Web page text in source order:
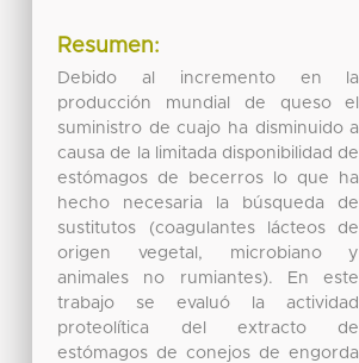
Resumen:
Debido al incremento en la
producción mundial de queso el
suministro de cuajo ha disminuido a
causa de la limitada disponibilidad de
estómagos de becerros lo que ha
hecho necesaria la búsqueda de
sustitutos (coagulantes lácteos de
origen vegetal, microbiano y
animales no rumiantes). En este
trabajo se evaluó la actividad
proteolítica del extracto de
estómagos de conejos de engorda